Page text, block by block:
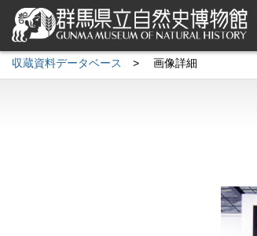
収蔵資料データベース > 画像詳細